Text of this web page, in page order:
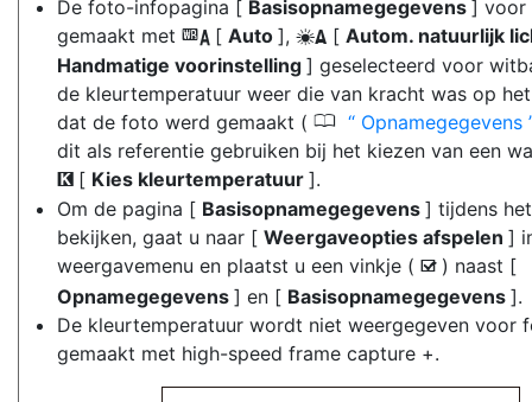
De foto-infopagina [ Basisopnamegegevens ] voor
gemaakt met 4 [ Auto ], D [ Autom. natuurlijk
Handmatige voorinstelling ] geselecteerd voor
de kleurtemperatuur weer die van kracht was op
dat de foto werd gemaakt ( 0
Opnamegegevens
dit als referentie gebruiken bij het kiezen van een
K [ Kies kleurtemperatuur ].
Om de pagina [ Basisopnamegegevens ] tijdens
bekijken, gaat u naar [ Weergaveopties afspelen ]
weergavemenu en plaatst u een vinkje ( M ) naast [
Opnamegegevens ] en [ Basisopnamegegevens ].
De kleurtemperatuur wordt niet weergegeven voor
gemaakt met high-speed frame capture +.